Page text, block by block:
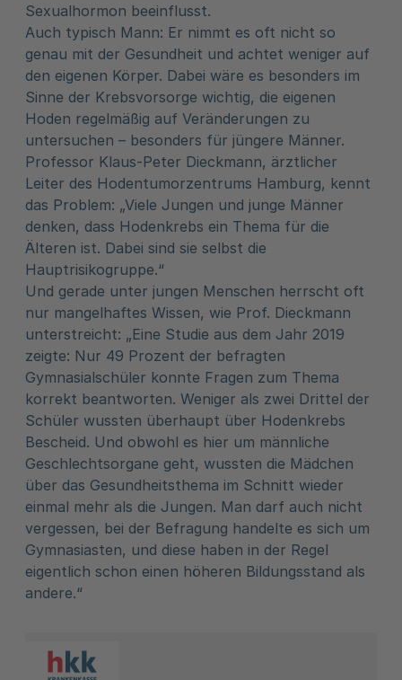
Sexualhormon beeinflusst.
Auch typisch Mann: Er nimmt es oft nicht so
genau mit der Gesundheit und achtet weniger auf
den eigenen Körper. Dabei wäre es besonders im
Sinne der Krebsvorsorge wichtig, die eigenen
Hoden regelmäßig auf Veränderungen zu
untersuchen – besonders für jüngere Männer.
Professor Klaus-Peter Dieckmann, ärztlicher
Leiter des Hodentumorzentrums Hamburg, kennt
das Problem: „Viele Jungen und junge Männer
denken, dass Hodenkrebs ein Thema für die
Älteren ist. Dabei sind sie selbst die
Hauptrisikogruppe.“
Und gerade unter jungen Menschen herrscht oft
nur mangelhaftes Wissen, wie Prof. Dieckmann
unterstreicht: „Eine Studie aus dem Jahr 2019
zeigte: Nur 49 Prozent der befragten
Gymnasialschüler konnte Fragen zum Thema
korrekt beantworten. Weniger als zwei Drittel der
Schüler wussten überhaupt über Hodenkrebs
Bescheid. Und obwohl es hier um männliche
Geschlechtsorgane geht, wussten die Mädchen
über das Gesundheitsthema im Schnitt wieder
einmal mehr als die Jungen. Man darf auch nicht
vergessen, bei der Befragung handelte es sich um
Gymnasiasten, und diese haben in der Regel
eigentlich schon einen höheren Bildungsstand als
andere.“